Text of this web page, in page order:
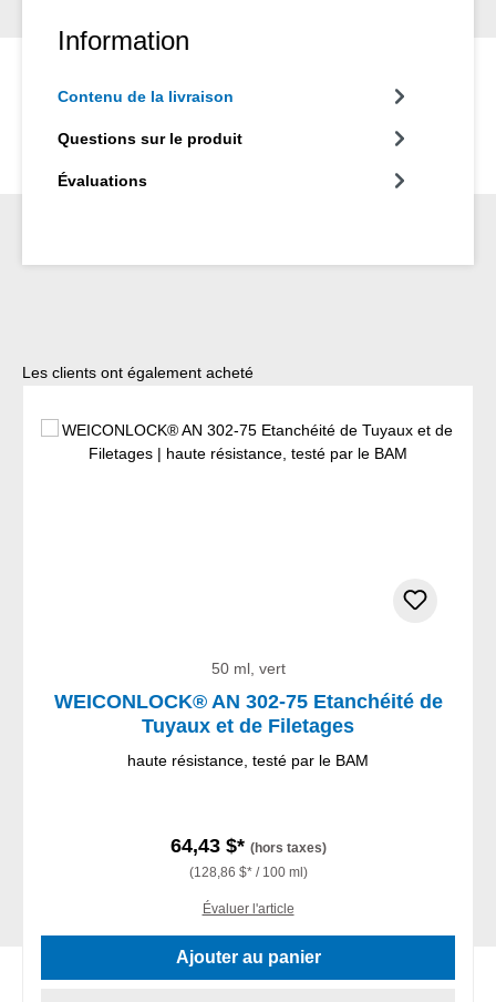
Information
Contenu de la livraison
Questions sur le produit
Évaluations
Ignorer la galerie de produits
Les clients ont également acheté
50 ml, vert
WEICONLOCK® AN 302-75 Etanchéité de
Tuyaux et de Filetages
haute résistance, testé par le BAM
64,43 $* (hors taxes)
(128,86 $* / 100 ml)
Évaluer l'article
Ajouter au panier